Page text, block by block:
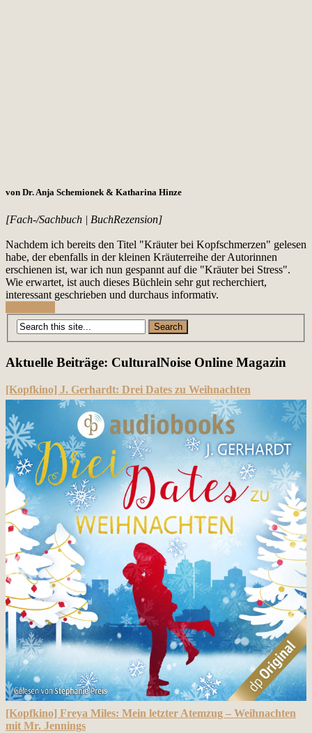
von Dr. Anja Schemionek & Katharina Hinze
[Fach-/Sachbuch | BuchRezension]
Nachdem ich bereits den Titel "Kräuter bei Kopfschmerzen" gelesen
habe, der ebenfalls in der kleinen Kräuterreihe der Autorinnen
erschienen ist, war ich nun gespannt auf die "Kräuter bei Stress".
Wie erwartet, ist auch dieses Büchlein sehr gut recherchiert,
interessant geschrieben und durchaus informativ.
Posts
navigation
Aktuelle Beiträge: CulturalNoise Online Magazin
[Kopfkino] J. Gerhardt: Drei Dates zu Weihnachten
[Kopfkino] Freya Miles: Mein letzter Atemzug – Weihnachten
mit Mr. Jennings